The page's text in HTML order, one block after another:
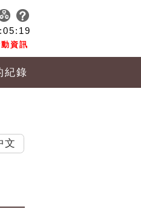
資訊
紀錄